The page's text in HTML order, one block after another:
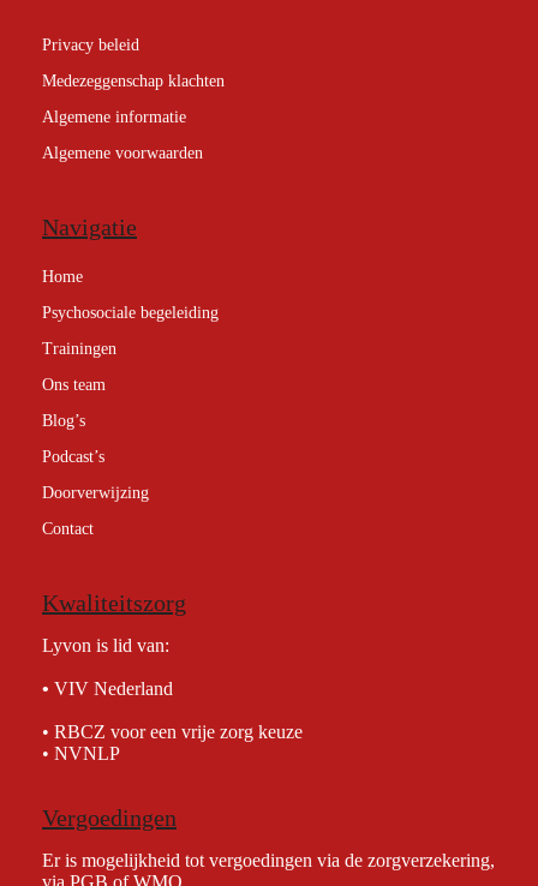
Privacy beleid
Medezeggenschap klachten
Algemene informatie
Algemene voorwaarden
Navigatie
Home
Psychosociale begeleiding
Trainingen
Ons team
Blog’s
Podcast’s
Doorverwijzing
Contact
Kwaliteitszorg
Lyvon is lid van:
• VIV Nederland
• RBCZ voor een vrije zorg keuze
• NVNLP
Vergoedingen
Er is mogelijkheid tot vergoedingen via de zorgverzekering,
via PGB of WMO.